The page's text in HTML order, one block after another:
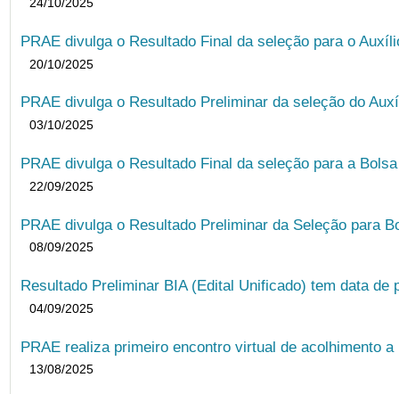
PRAE divulga o Resultado Final da seleção para o
20/10/2025
PRAE divulga o Resultado Preliminar da seleção do
03/10/2025
PRAE divulga o Resultado Final da seleção para a
22/09/2025
PRAE divulga o Resultado Preliminar da Seleção para
08/09/2025
Resultado Preliminar BIA (Edital Unificado) tem data de
04/09/2025
PRAE realiza primeiro encontro virtual de acolhimento
13/08/2025